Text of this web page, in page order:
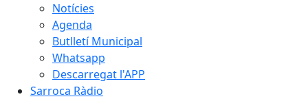
Notícies
Agenda
Butlletí Municipal
Whatsapp
Descarregat l'APP
Sarroca Ràdio